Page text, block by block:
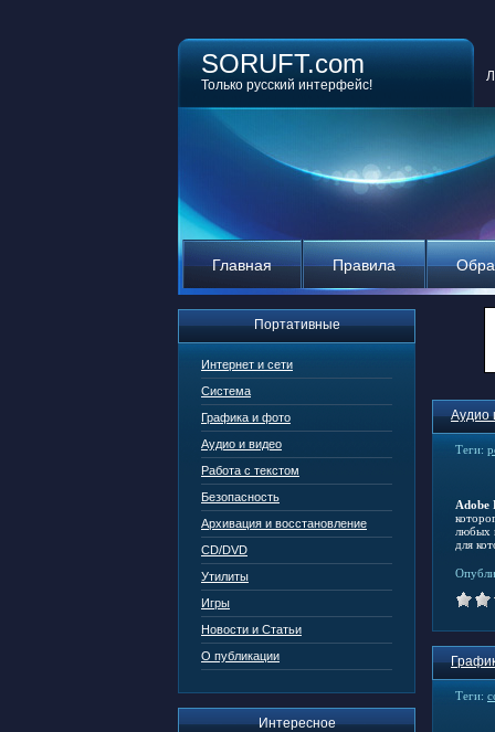
SORUFT.com
Только русский интерфейс!
Главная Правила
Портативные
Интернет и сети
Система
Графика и фото
Аудио и видео
Работа с текстом
Безопасность
Архивация и восстановление
CD/DVD
Утилиты
Игры
Новости и Статьи
О публикации
Интересное
Аудио
Теги:
Adobe
любых
для
Теги: